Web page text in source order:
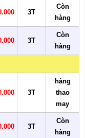
3T
Còn
hàng
3T
Còn
hàng
3T
hàng
thao
may
3T
Còn
hàng